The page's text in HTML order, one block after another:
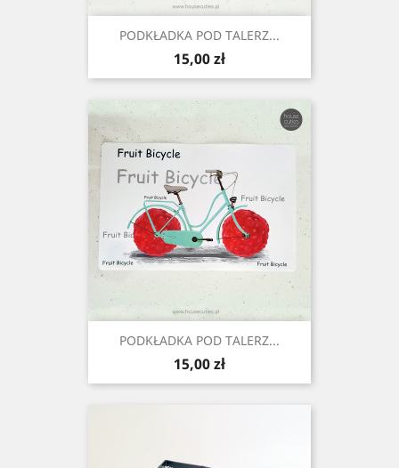
PODKŁADKA POD TALERZ...
Cena
15,00 zł
PODKŁADKA POD TALERZ...
Cena
15,00 zł